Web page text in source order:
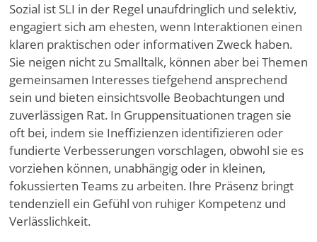
Sozial ist SLI in der Regel unaufdringlich und selektiv,
engagiert sich am ehesten, wenn Interaktionen einen
klaren praktischen oder informativen Zweck haben.
Sie neigen nicht zu Smalltalk, können aber bei Themen
gemeinsamen Interesses tiefgehend ansprechend
sein und bieten einsichtsvolle Beobachtungen und
zuverlässigen Rat. In Gruppensituationen tragen sie
oft bei, indem sie Ineffizienzen identifizieren oder
fundierte Verbesserungen vorschlagen, obwohl sie es
vorziehen können, unabhängig oder in kleinen,
fokussierten Teams zu arbeiten. Ihre Präsenz bringt
tendenziell ein Gefühl von ruhiger Kompetenz und
Verlässlichkeit.